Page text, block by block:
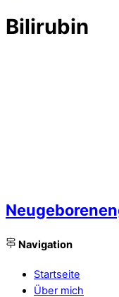
Bilirubin
Navigation
Startseite
Über mich